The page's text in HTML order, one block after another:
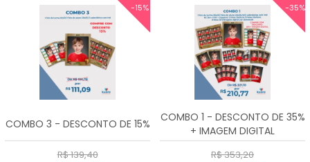
-15%
COMBO 3 - DESCONTO DE 15%
R$ 139,40
-35%
COMBO 1 - DESCONTO DE 35%
+ IMAGEM DIGITAL
R$ 353,20